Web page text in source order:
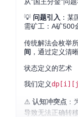
💡 问题引入 ：
需矿工：A矿500
传统解法会枚举
间 ，通过定义清
状态定义的艺术
我们定义
⚠️ 认知冲突点 ：
导致无法正确转移